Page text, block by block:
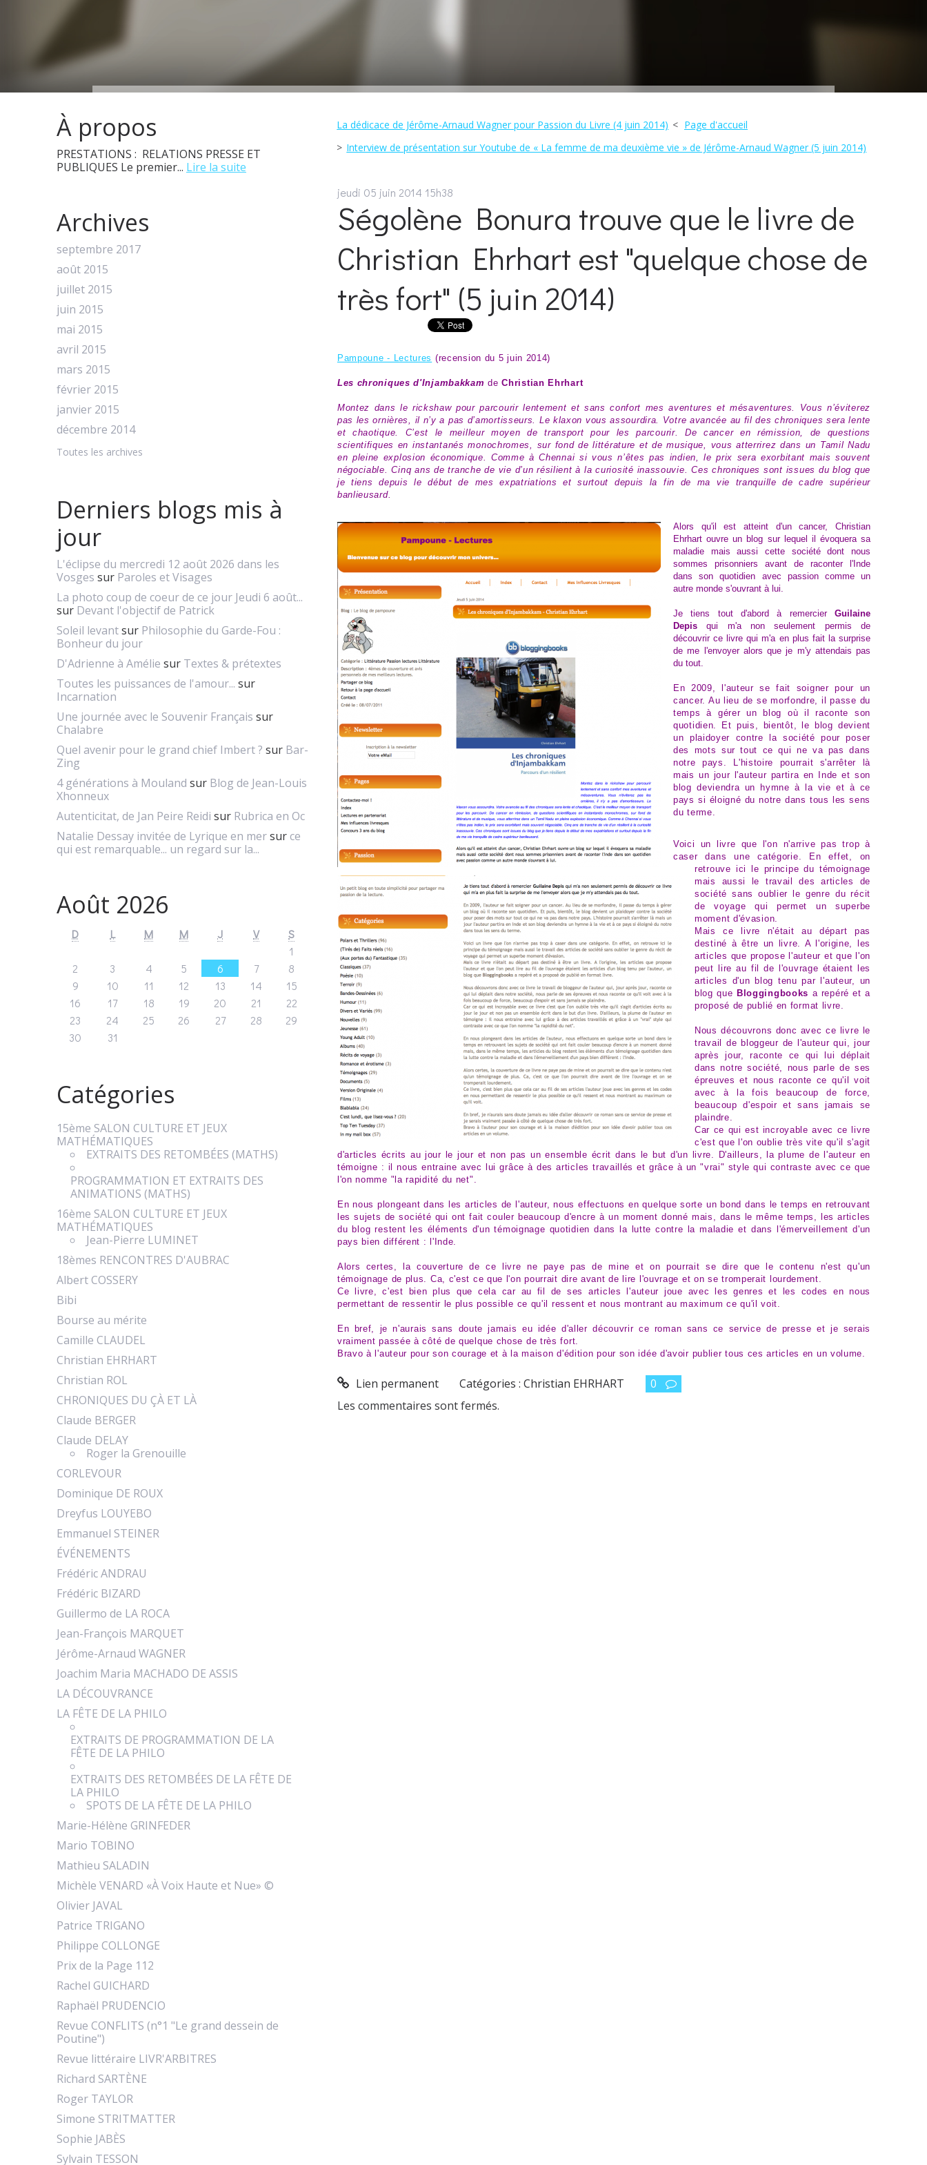
À propos
PRESTATIONS : RELATIONS PRESSE ET
PUBLIQUES Le premier... Lire la suite
Archives
septembre 2017
août 2015
juillet 2015
juin 2015
mai 2015
avril 2015
mars 2015
février 2015
janvier 2015
décembre 2014
Toutes les archives
Derniers blogs mis à
jour
L'éclipse du mercredi 12 août 2026 dans les
Vosges sur Paroles et Visages
La photo coup de coeur de ce jour Jeudi 6 août...
sur Devant l'objectif de Patrick
Soleil levantsur Philosophie du Garde-Fou :
Bonheur du jour
D'Adrienne à Amélie sur Textes & prétextes
Toutes les puissances de l'amour... sur
Incarnation
Une journée avec le Souvenir Français sur
Chalabre
Quel avenir pour le grand chief Imbert ? sur Bar-
Zing
4 générations à Mouland sur Blog de Jean-Louis
Xhonneux
Autenticitat, de Jan Peire Reidi sur Rubrica en Oc
Natalie Dessay invitée de Lyrique en mersur ce
qui est remarquable... un regard sur la...
Août 2026
D L M M J V
S
1
2
3 4 5 6 7
8
9
10 11 12 13 14
15
16
17 18 19 20 21
22
23
24 25 26 27 28
29
30
31
Catégories
15ème SALON CULTURE ET JEUX
MATHÉMATIQUES
EXTRAITS DES RETOMBÉES (MATHS)
PROGRAMMATION ET EXTRAITS DES
ANIMATIONS (MATHS)
16ème SALON CULTURE ET JEUX
MATHÉMATIQUES
Jean-Pierre LUMINET
18èmes RENCONTRES D'AUBRAC
Albert COSSERY
Bibi
Bourse au mérite
Camille CLAUDEL
Christian EHRHART
Christian ROL
CHRONIQUES DU ÇÀ ET LÀ
Claude BERGER
Claude DELAY
Roger la Grenouille
CORLEVOUR
Dominique DE ROUX
Dreyfus LOUYEBO
Emmanuel STEINER
ÉVÉNEMENTS
Frédéric ANDRAU
Frédéric BIZARD
Guillermo de LA ROCA
Jean-François MARQUET
Jérôme-Arnaud WAGNER
Joachim Maria MACHADO DE ASSIS
LA DÉCOUVRANCE
LA FÊTE DE LA PHILO
EXTRAITS DE PROGRAMMATION DE LA
FÊTE DE LA PHILO
EXTRAITS DES RETOMBÉES DE LA FÊTE DE
LA PHILO
SPOTS DE LA FÊTE DE LA PHILO
Marie-Hélène GRINFEDER
Mario TOBINO
Mathieu SALADIN
Michèle VENARD «À Voix Haute et Nue» ©
Olivier JAVAL
Patrice TRIGANO
Philippe COLLONGE
Prix de la Page 112
Rachel GUICHARD
Raphaël PRUDENCIO
Revue CONFLITS (n°1 "Le grand dessein de
Poutine")
Revue littéraire LIVR'ARBITRES
Richard SARTÈNE
Roger TAYLOR
Simone STRITMATTER
Sophie JABÈS
Sylvain TESSON
La dédicace de Jérôme-Arnaud Wagner pour Passion du Livre (4 juin 2014)
Page d'accueil
Interview de présentation sur Youtube de « La femme de ma deuxième vie » de Jérôme-Arnaud Wagner (5 juin 2014)
jeudi 05 juin 2014 15h38
Ségolène Bonura trouve que le livre de
Christian Ehrhart est "quelque chose de
très fort" (5 juin 2014)
Pampoune - Lectures (recension du 5 juin 2014)
Les chroniques d'Injambakkam deChristian Ehrhart
Montez dans le rickshaw pour parcourir lentement et sans confort mes aventures et mésaventures. Vous n’éviterez
pas les ornières, il n’y a pas d’amortisseurs. Le klaxon vous assourdira. Votre avancée au fil des chroniques sera lente
et chaotique. C’est le meilleur moyen de transport pour les parcourir. De cancer en rémission, de questions
scientifiques en instantanés monochromes, sur fond de littérature et de musique, vous atterrirez dans un Tamil Nadu
en pleine explosion économique. Comme à Chennai si vous n’êtes pas indien, le prix sera exorbitant mais souvent
négociable. Cinq ans de tranche de vie d’un résilient à la curiosité inassouvie. Ces chroniques sont issues du blog que
je tiens depuis le début de mes expatriations et surtout depuis la fin de ma vie tranquille de cadre supérieur
banlieusard.
Alors qu'il est atteint d'un cancer, Christian
Ehrhart ouvre un blog sur lequel il évoquera sa
maladie mais aussi cette société dont nous
sommes prisonniers avant de raconter l'Inde
dans son quotidien avec passion comme un
autre monde s'ouvrant à lui.
Je tiens tout d'abord à remercier Guilaine
Depis qui m'a non seulement permis de
découvrir ce livre qui m'a en plus fait la surprise
de me l'envoyer alors que je m'y attendais pas
du tout.
En 2009, l'auteur se fait soigner pour un
cancer. Au lieu de se morfondre, il passe du
temps à gérer un blog où il raconte son
quotidien. Et puis, bientôt, le blog devient
un plaidoyer contre la société pour poser
des mots sur tout ce qui ne va pas dans
notre pays. L'histoire pourrait s'arrêter là
mais un jour l'auteur partira en Inde et son
blog deviendra un hymne à la vie et à ce
pays si éloigné du notre dans tous les sens
du terme.
Voici un livre que l'on n'arrive pas trop à
caser dans une catégorie. En effet, on
retrouve ici le principe du témoignage
mais aussi le travail des articles de
société sans oublier le genre du récit
de voyage qui permet un superbe
moment d'évasion.
Mais ce livre n'était au départ pas
destiné à être un livre. A l'origine, les
articles que propose l'auteur et que l'on
peut lire au fil de l'ouvrage étaient les
articles d'un blog tenu par l'auteur, un
blog que Bloggingbooks a repéré et a
proposé de publié en format livre.
Nous découvrons donc avec ce livre le
travail de bloggeur de l'auteur qui, jour
après jour, raconte ce qui lui déplait
dans notre société, nous parle de ses
épreuves et nous raconte ce qu'il voit
avec à la fois beaucoup de force,
beaucoup d'espoir et sans jamais se
plaindre.
Car ce qui est incroyable avec ce livre
c'est que l'on oublie très vite qu'il s'agit
d'articles écrits au jour le jour et non pas un ensemble écrit dans le but d'un livre. D'ailleurs, la plume de l'auteur en
témoigne : il nous entraine avec lui grâce à des articles travaillés et grâce à un "vrai" style qui contraste avec ce que
l'on nomme "la rapidité du net".
En nous plongeant dans les articles de l'auteur, nous effectuons en quelque sorte un bond dans le temps en retrouvant
les sujets de société qui ont fait couler beaucoup d'encre à un moment donné mais, dans le même temps, les articles
du blog restent les éléments d'un témoignage quotidien dans la lutte contre la maladie et dans l'émerveillement d'un
pays bien différent : l'Inde.
Alors certes, la couverture de ce livre ne paye pas de mine et on pourrait se dire que le contenu n'est qu'un
témoignage de plus. Ca, c'est ce que l'on pourrait dire avant de lire l'ouvrage et on se tromperait lourdement.
Ce livre, c'est bien plus que cela car au fil de ses articles l'auteur joue avec les genres et les codes en nous
permettant de ressentir le plus possible ce qu'il ressent et nous montrant au maximum ce qu'il voit.
En bref, je n'aurais sans doute jamais eu idée d'aller découvrir ce roman sans ce service de presse et je serais
vraiment passée à côté de quelque chose de très fort.
Bravo à l'auteur pour son courage et à la maison d'édition pour son idée d'avoir publier tous ces articles en un volume.
Lien permanent Catégories :Christian EHRHART
0
Les commentaires sont fermés.